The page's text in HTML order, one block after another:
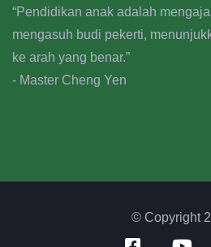
“Pendidikan anak adalah
mengasuh budi pekerti,
ke arah yang benar.”
- Master Cheng Yen
© Copyright